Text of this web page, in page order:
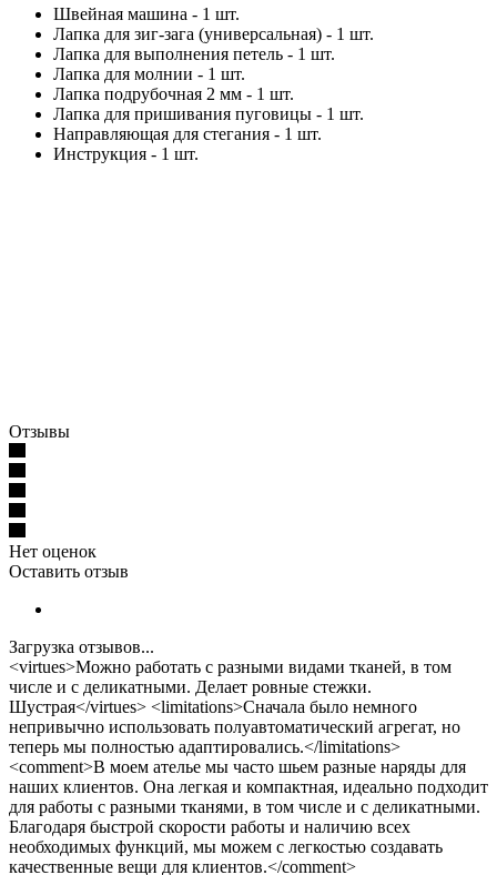
Швейная машина - 1 шт.
Лапка для зиг-зага (универсальная) - 1 шт.
Лапка для выполнения петель - 1 шт.
Лапка для молнии - 1 шт.
Лапка подрубочная 2 мм - 1 шт.
Лапка для пришивания пуговицы - 1 шт.
Направляющая для стегания - 1 шт.
Инструкция - 1 шт.
Отзывы
Нет оценок
Оставить отзыв
Загрузка отзывов...
<virtues>Можно работать с разными видами тканей, в том
числе и с деликатными. Делает ровные стежки.
Шустрая</virtues> <limitations>Сначала было немного
непривычно использовать полуавтоматический агрегат, но
теперь мы полностью адаптировались.</limitations>
<comment>В моем ателье мы часто шьем разные наряды для
наших клиентов. Она легкая и компактная, идеально подходит
для работы с разными тканями, в том числе и с деликатными.
Благодаря быстрой скорости работы и наличию всех
необходимых функций, мы можем с легкостью создавать
качественные вещи для клиентов.</comment>